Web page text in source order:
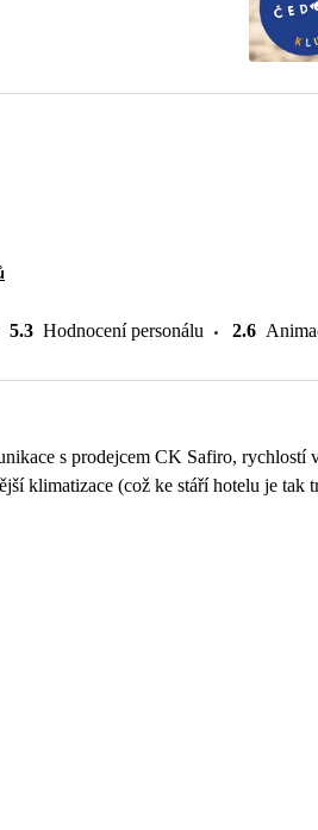
5.3 Hodnocení personálu 2.6
s prodejcem CK Safiro,
klimatizace (což ke stáří hotelu je tak